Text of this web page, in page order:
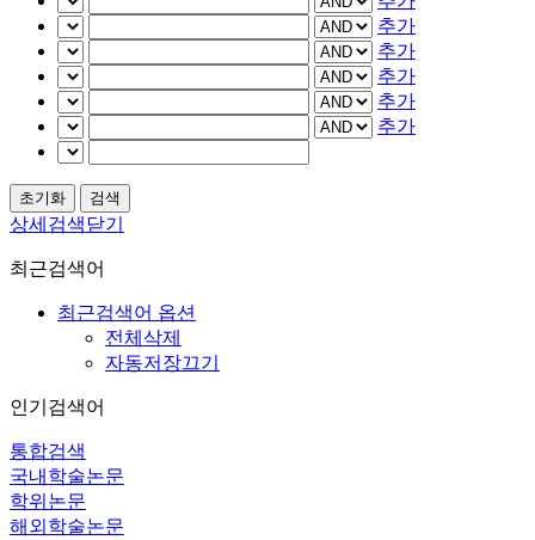
추가
추가
추가
추가
추가
상세검색닫기
최근검색어
최근검색어 옵션
전체삭제
자동저장끄기
인기검색어
통합검색
국내학술논문
학위논문
해외학술논문